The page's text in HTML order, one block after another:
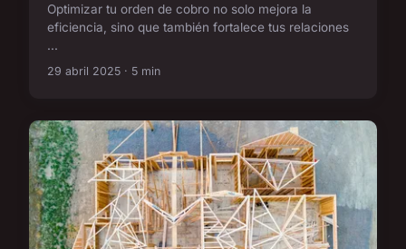
Optimizar tu orden de cobro no solo mejora la
eficiencia, sino que también fortalece tus relaciones
...
29 abril 2025 · 5 min